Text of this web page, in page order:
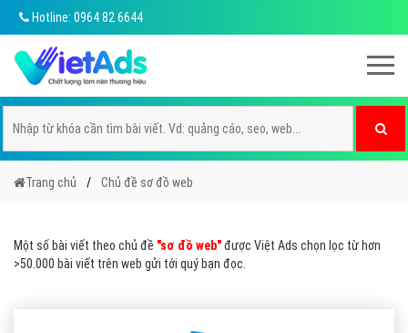
Hotline: 0964 82 6644
Trang chủ Chủ đề sơ đồ web
Một số bài viết theo chủ đề "sơ đồ web"được Việt Ads chọn lọc từ hơn
>50.000 bài viết trên web gửi tới quý bạn đọc.